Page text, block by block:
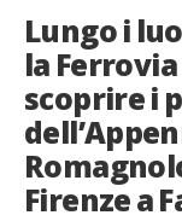
French
Italiano
Lungo i
la
scoprire i
Firenze a